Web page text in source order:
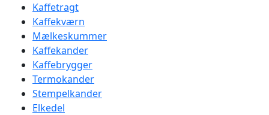
Kaffetragt
Kaffekværn
Mælkeskummer
Kaffekander
Kaffebrygger
Termokander
Stempelkander
Elkedel